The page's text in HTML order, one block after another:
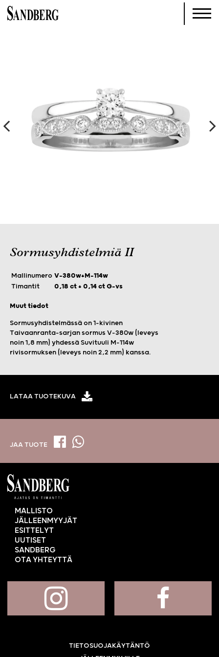
Sormusyhdistelmiä II
Mallinumero V-380w+M-114w
Timantit
0,18 ct + 0,14 ct G-vs
Muut tiedot
Sormusyhdistelmässä on 1-kivinen
Taivaanranta-sarjan sormus V-380w (leveys
noin 1,8 mm) yhdessä Suvituuli M-114w
rivisormuksen (leveys noin 2,2 mm) kanssa.
LATAA TUOTEKUVA
JAA TUOTE
MALLISTO
JÄLLEENMYYJÄT
ESITTELYT
UUTISET
SANDBERG
OTA YHTEYTTÄ
TIETOSUOJAKÄYTÄNTÖ